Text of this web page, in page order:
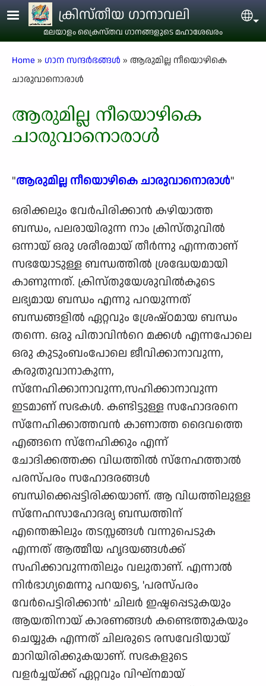
Skip to main contentക്രിസ്തീയ ഗാനാവലി
മലയാളം ക്രൈസ്തവ ഗാനങ്ങളുടെ മഹാശേഖരം
Breadcrumb
Home ഗാന സന്ദര്‍ഭങ്ങള്‍
ആരുമില്ല നീയൊഴികെ
ചാരുവാനൊരാള്‍
ആരുമില്ല നീയൊഴികെ
ചാരുവാനൊരാള്‍
"ആരുമില്ല നീയൊഴികെ ചാരുവാനൊരാള്‍"
ഒരിക്കലും വേര്‍പിരിക്കാന്‍ കഴിയാത്ത
ബന്ധം, പലരായിരുന്ന നാം ക്രിസ്തുവില്‍
ഒന്നായ് ഒരു ശരീരമായ് തീര്‍ന്നു എന്നതാണ്
സഭയോടുള്ള ബന്ധത്തില്‍ ശ്രദ്ധേയമായി
കാണുന്നത്. ക്രിസ്തുയേശുവില്‍കൂടെ
ലഭ്യമായ ബന്ധം എന്നു പറയുന്നത്
ബന്ധങ്ങളില്‍ ഏറ്റവും ശ്രേഷ്ഠമായ ബന്ധം
തന്നെ. ഒരു പിതാവിന്‍റെ മക്കള്‍ എന്നപോലെ
ഒരു കുടുംബംപോലെ ജീവിക്കാനാവുന്ന,
കരുതുവാനാകുന്ന,
സ്നേഹിക്കാനാവുന്ന,സഹിക്കാനാവുന്ന
ഇടമാണ് സഭകള്‍. കണ്ടിട്ടുള്ള സഹോദരനെ
സ്നേഹിക്കാത്തവന്‍ കാണാത്ത ദൈവത്തെ
എങ്ങനെ സ്നേഹിക്കും എന്ന്
ചോദിക്കത്തക്ക വിധത്തില്‍ സ്നേഹത്താല്‍
പരസ്പരം സഹോദരങ്ങള്‍
ബന്ധിക്കെപ്പട്ടിരിക്കയാണ്. ആ വിധത്തിലുള്ള
സ്നേഹസാഹോദര്യ ബന്ധത്തിന്
എന്തെങ്കിലും തടസ്സങ്ങള്‍ വന്നുപെടുക
എന്നത് ആത്മീയ ഹൃദയങ്ങള്‍ക്ക്
സഹിക്കാവുന്നതിലും വലുതാണ്. എന്നാല്‍
നിര്‍ഭാഗ്യമെന്നു പറയട്ടെ, 'പരസ്പരം
വേര്‍പെട്ടിരിക്കാന്‍' ചിലര്‍ ഇഷ്ടപ്പെടുകയും
ആയതിനായ് കാരണങ്ങള്‍ കണ്ടെത്തുകയും
ചെയ്യുക എന്നത് ചിലരുടെ രസവേദിയായ്
മാറിയിരിക്കുകയാണ്. സഭകളുടെ
വളര്‍ച്ചയ്ക്ക് ഏറ്റവും വിഘ്നമായ്